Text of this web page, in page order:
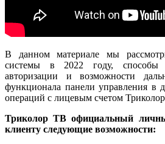
В данном материале мы
системы в 2022 году, способы
авторизации и возможности
функционала панели управления в
операций с лицевым счетом
Триколор ТВ официальный
клиенту следующие возможности: